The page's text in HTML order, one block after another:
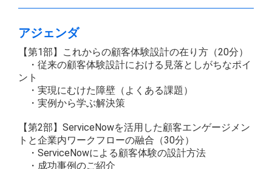
アジェンダ
【第1部】これからの顧客体験設計の在り方（20分）
・従来の顧客体験設計における見落としがちなポイ
ント
・実現にむけた障壁（よくある課題）
・実例から学ぶ解決策
【第2部】ServiceNowを活用した顧客エンゲージメン
トと企業内ワークフローの融合（30分）
・ServiceNowによる顧客体験の設計方法
・成功事例のご紹介